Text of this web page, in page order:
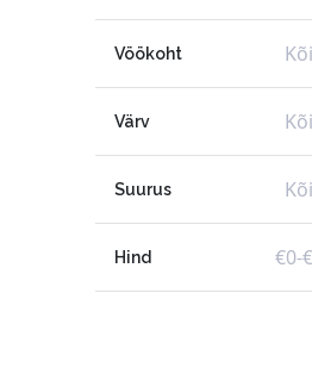
Vöökoht
Värv
Suurus
Hind €0-€